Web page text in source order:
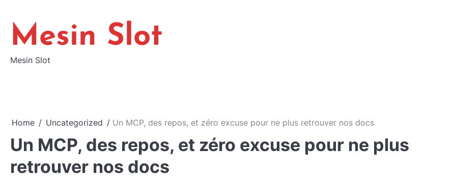
content
Mesin Slot
Mesin Slot
Home Uncategorized Un MCP, des repos, et zéro excuse pour ne plus retrouver nos docs
Un MCP, des repos, et zéro excuse pour ne plus
retrouver nos docs